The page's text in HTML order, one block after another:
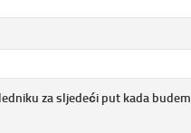
za sljedeći put kada budem